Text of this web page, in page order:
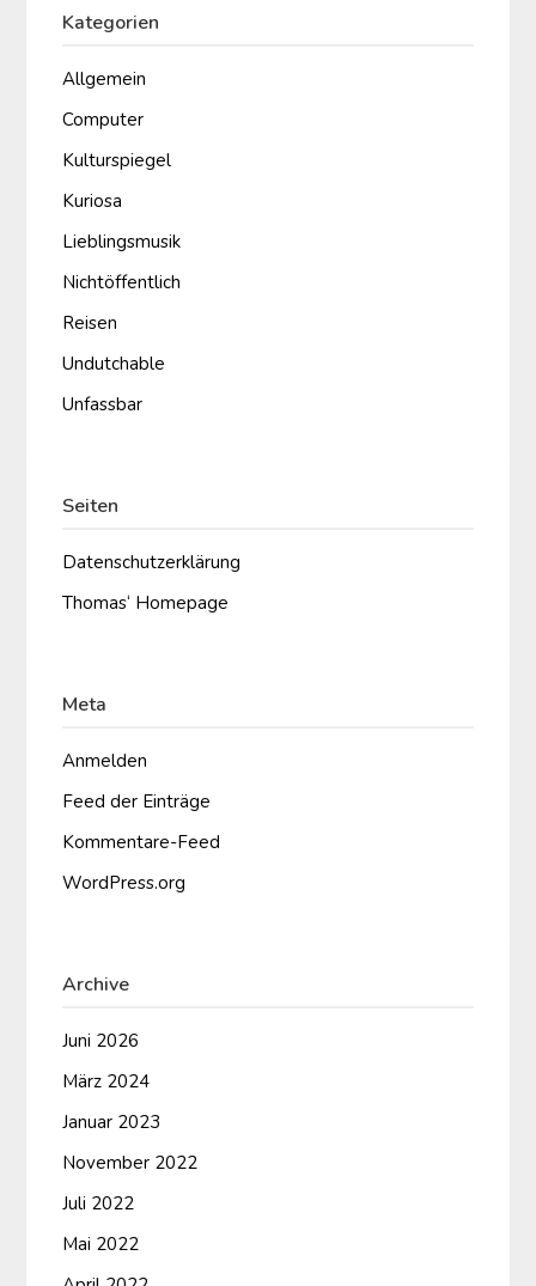
Kategorien
Allgemein
Computer
Kulturspiegel
Kuriosa
Lieblingsmusik
Nichtöffentlich
Reisen
Undutchable
Unfassbar
Seiten
Datenschutzerklärung
Thomas‘ Homepage
Meta
Anmelden
Feed der Einträge
Kommentare-Feed
WordPress.org
Archive
Juni 2026
März 2024
Januar 2023
November 2022
Juli 2022
Mai 2022